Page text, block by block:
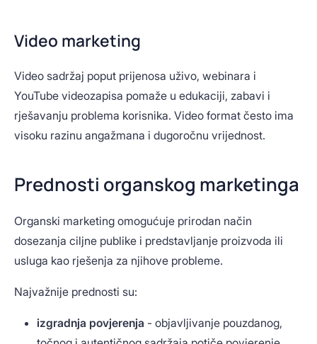
Video marketing
Video sadržaj poput prijenosa uživo, webinara i
YouTube videozapisa pomaže u edukaciji, zabavi i
rješavanju problema korisnika. Video format često ima
visoku razinu angažmana i dugoročnu vrijednost.
Prednosti organskog marketinga
Organski marketing omogućuje prirodan način
dosezanja ciljne publike i predstavljanje proizvoda ili
usluga kao rješenja za njihove probleme.
Najvažnije prednosti su:
izgradnja povjerenja - objavljivanje pouzdanog,